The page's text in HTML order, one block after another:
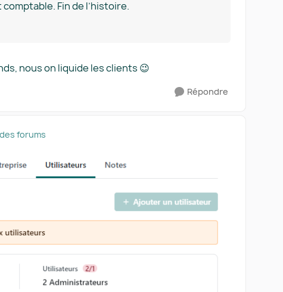
Fin de l’histoire.
nous on liquide les clients 😉
Répondre
forums